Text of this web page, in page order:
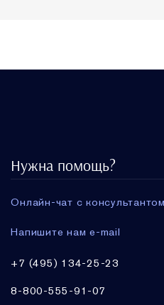
Нужна помощь?
Онлайн-чат с консультантом
Напишите нам e-mail
+7 (495) 134-25-23
8-800-555-91-07